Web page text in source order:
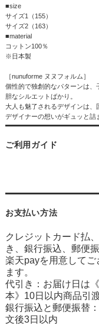
■size
サイズ1（155）
サイズ2（163）
■material
コットン100％
※日本製
［nunuforme ヌヌフォルム］
個性的で独創的なパターンは
胆なシルエットばかり。
大人も魅了されるデザインは、
デザイナーの想いがギュッと詰
ご利用ガイド
お支払い方法
クレジットカード払、
き、銀行振込、郵便振
楽天payを用意してご
ます。
代引き：お届け日は
本》10日以内商品引
銀行振込と郵便振替
文後3日以内